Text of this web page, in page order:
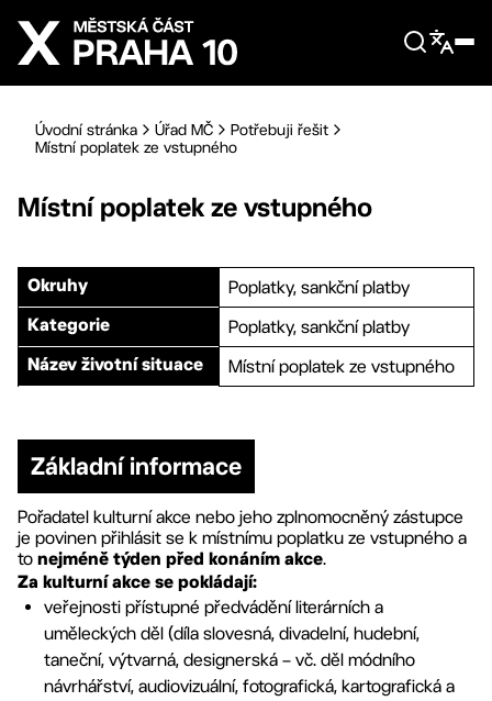
Přejít na hlavní obsah
Úvodní stránka Úřad MČ
Potřebuji řešit
Místní poplatek ze vstupného
Místní poplatek ze vstupného
Okruhy Poplatky, sankční platby
Kategorie Poplatky, sankční platby
Název životní situace Místní poplatek ze vstupného
Základní informace
Pořadatel kulturní akce nebo jeho zplnomocněný zástupce
je povinen přihlásit se k místnímu poplatku ze vstupného a
to nejméně týden před konáním akce.
Za kulturní akce se pokládají:
veřejnosti přístupné předvádění literárních a
uměleckých děl (díla slovesná, divadelní, hudební,
taneční, výtvarná, designerská – vč. děl módního
návrhářství, audiovizuální, fotografická, kartografická a